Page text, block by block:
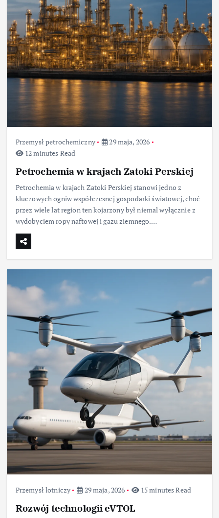
Przemysł petrochemiczny
29 maja, 2026
12 minutes Read
Petrochemia w krajach Zatoki Perskiej
Petrochemia w krajach Zatoki Perskiej stanowi jedno z
kluczowych ogniw współczesnej gospodarki światowej, choć
przez wiele lat region ten kojarzony był niemal wyłącznie z
wydobyciem ropy naftowej i gazu ziemnego.…
Przemysł lotniczy 29 maja, 2026 15 minutes Read
Rozwój technologii eVTOL